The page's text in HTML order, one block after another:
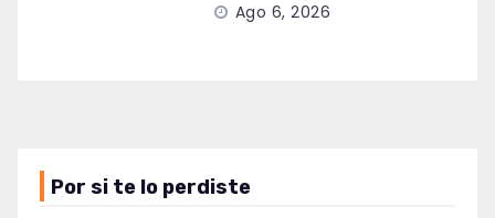
Ago 6, 2026
Por si te lo perdiste